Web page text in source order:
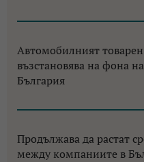
Автомобилният
възстановява на фона
България
Продължава да растат
между компаниите в